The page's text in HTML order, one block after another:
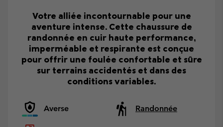
Votre alliée incontournable pour une
aventure intense. Cette chaussure de
randonnée en cuir haute performance,
imperméable et respirante est conçue
pour offrir une foulée confortable et sûre
sur terrains accidentés et dans des
conditions variables.
Averse Randonnée